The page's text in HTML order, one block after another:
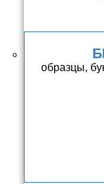
образцы,